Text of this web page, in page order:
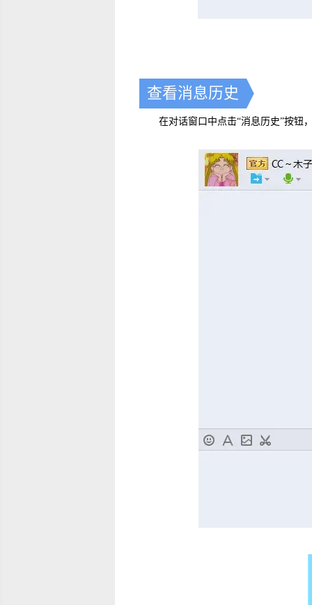
查看消息历史
在对话窗口中点击“消息历史”按钮，